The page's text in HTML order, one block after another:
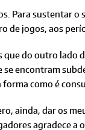
Para sustentar
de jogos, aos
que do outro lado
se encontram
forma como é
ainda, dar os
agradece